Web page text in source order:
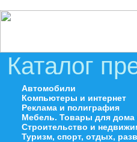
Каталог
Автомобили
Компьютеры и интернет
Реклама и полиграфия
Мебель. Товары для
Строительство и
Туризм, спорт, отдых,